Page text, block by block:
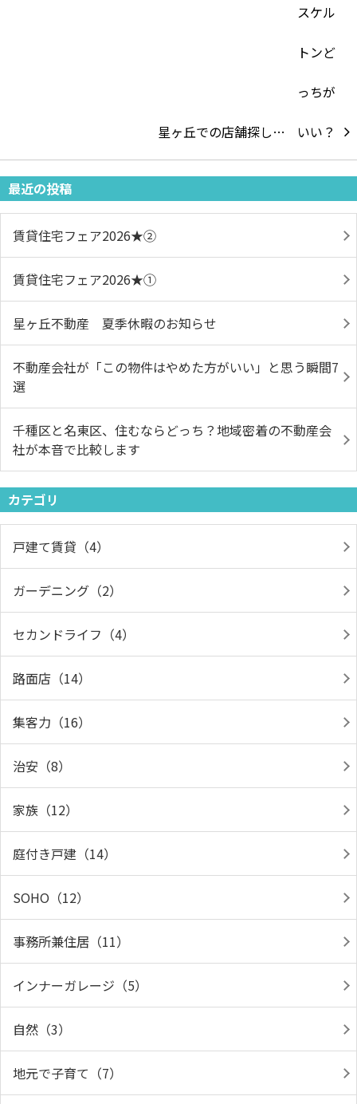
星ヶ丘での店舗探し…
最近の投稿
賃貸住宅フェア2026★➁
賃貸住宅フェア2026★①
星ヶ丘不動産 夏季休暇のお知らせ
不動産会社が「この物件はやめた方がいい」と思う瞬間7
選
千種区と名東区、住むならどっち？地域密着の不動産会
社が本音で比較します
カテゴリ
戸建て賃貸（4）
ガーデニング（2）
セカンドライフ（4）
路面店（14）
集客力（16）
治安（8）
家族（12）
庭付き戸建（14）
SOHO（12）
事務所兼住居（11）
インナーガレージ（5）
自然（3）
地元で子育て（7）